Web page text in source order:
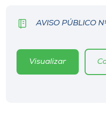
AVISO PÚBLICO
Visualizar